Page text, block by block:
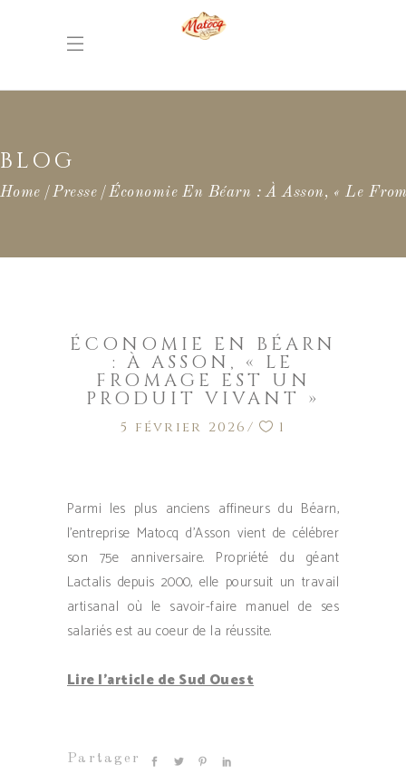
BLOG
Home Presse Économie En Béarn : À Asson, « Le
ÉCONOMIE EN BÉARN
: À ASSON, « LE
FROMAGE EST UN
PRODUIT VIVANT »
5 février 2026 1
Parmi les plus anciens affineurs du Béarn,
l’entreprise Matocq d’Asson vient de célébrer
son 75e anniversaire. Propriété du géant
Lactalis depuis 2000, elle poursuit un travail
artisanal où le savoir-faire manuel de ses
salariés est au coeur de la réussite.
Lire l’article de Sud Ouest
Partager